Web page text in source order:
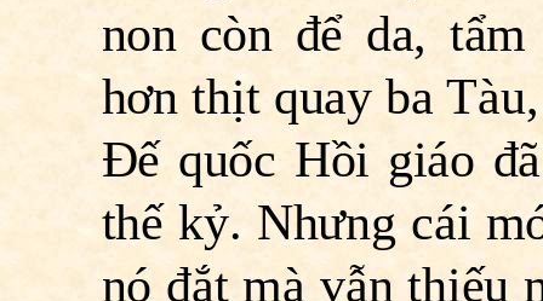
non còn để da,
hơn thịt quay ba
Ðế quốc Hồi giáo
thế kỷ. Nhưng cái
nó đắt mà vẫn thiếu